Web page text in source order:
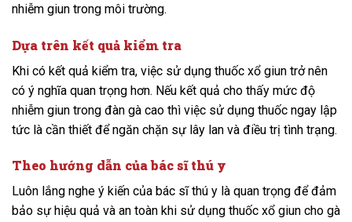
nhiễm giun trong môi trường.
Dựa trên kết quả kiểm tra
Khi có kết quả kiểm tra, việc sử dụng thuốc xổ giun trở nên
có ý nghĩa quan trọng hơn. Nếu kết quả cho thấy mức độ
nhiễm giun trong đàn gà cao thì việc sử dụng thuốc ngay lập
tức là cần thiết để ngăn chặn sự lây lan và điều trị tình trạng.
Theo hướng dẫn của bác sĩ thú y
Luôn lắng nghe ý kiến của bác sĩ thú y là quan trọng để đảm
bảo sự hiệu quả và an toàn khi sử dụng thuốc xổ giun cho gà